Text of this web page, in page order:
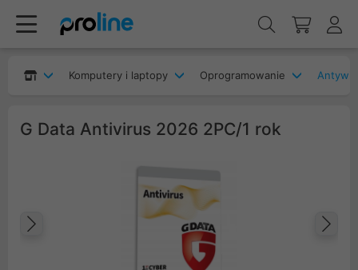
Komputery i laptopy Oprogramowanie
G Data Antivirus 2026 2PC/1 rok